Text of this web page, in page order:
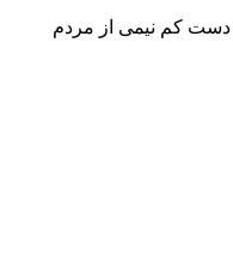
دست کم نیمی از مردم